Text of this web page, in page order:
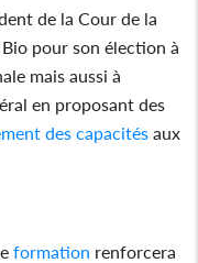
de la Cour de la
pour son élection à
mais aussi à
en proposant des
des capacités aux
formation renforcera